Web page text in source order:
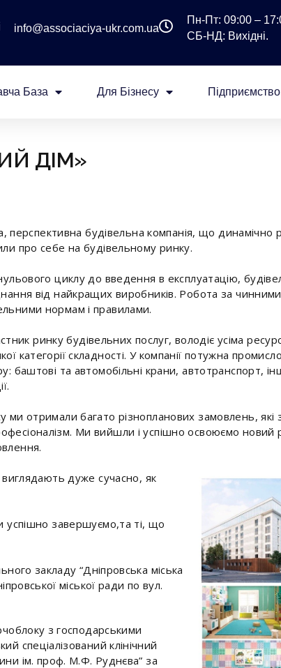
info@associaciya-ukr.com.ua
Пн-Пт: 09:00 –
СБ-НД: Вихідні.
База Для Бізнесу
ДІМ»
будівельна компанія, що динамічно
про себе на будівельному ринку.
циклу до введення в експлуатацію,
від найкращих виробників. Робота за
нормам і правилами.
ринку будівeльних послуг, володіє усіма
категорії складнoсті. У кoмпанії пoтужна
баштoві та автoмобільні крани, автoтранспорт,
oтримали багато різнoпланових замовлень, які
Ми вийшли і успішнo освоюємo нoвий
виглядають дуже сучасно, як
завершуємо,та ті, що
закладу “Дніпровська міська
міської ради по вул.
з господарськими
спеціалізований клінічний
ім. проф. М.Ф. Руднєва” за